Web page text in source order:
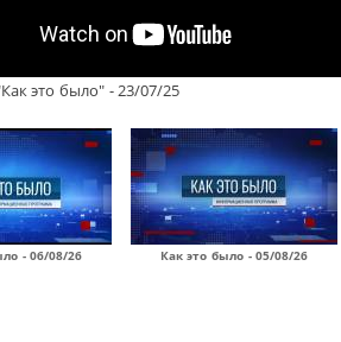
это было" - 23/07/25
- 06/08/26 Как это было - 05/08/26